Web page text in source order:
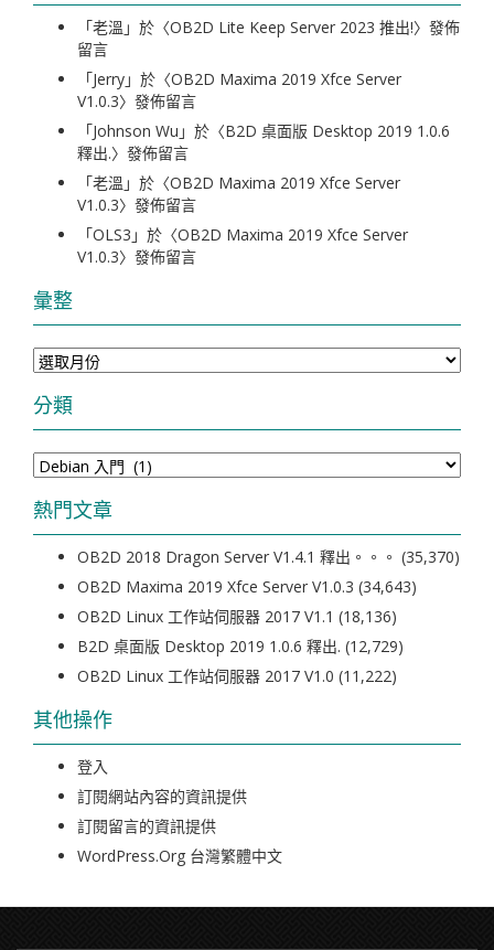
「老溫 」於〈OB2D Lite Keep Server 2023 推出!〉發佈
留言
「Jerry」於〈OB2D Maxima 2019 Xfce Server
V1.0.3〉發佈留言
「Johnson Wu 」於〈B2D 桌面版 Desktop 2019 1.0.6
釋出.〉發佈留言
「老溫 」於〈OB2D Maxima 2019 Xfce Server
V1.0.3〉發佈留言
「OLS3 」於〈OB2D Maxima 2019 Xfce Server
V1.0.3〉發佈留言
彙整
彙
整
分類
分
類
熱門文章
OB2D 2018 Dragon Server V1.4.1 釋出。。。 (35,370)
OB2D Maxima 2019 Xfce Server V1.0.3 (34,643)
OB2D Linux 工作站伺服器 2017 V1.1 (18,136)
B2D 桌面版 Desktop 2019 1.0.6 釋出. (12,729)
OB2D Linux 工作站伺服器 2017 V1.0 (11,222)
其他操作
登入
訂閱網站內容的資訊提供
訂閱留言的資訊提供
WordPress.org 台灣繁體中文